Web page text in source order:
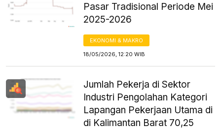
Pasar Tradisional Periode Mei
2025-2026
EKONOMI & MAKRO
18/05/2026, 12:20 WIB
Jumlah Pekerja di Sektor
Industri Pengolahan Kategori
Lapangan Pekerjaan Utama di
di Kalimantan Barat 70,25